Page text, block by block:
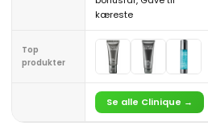
kæreste
Top
produkter
Se alle Clinique →